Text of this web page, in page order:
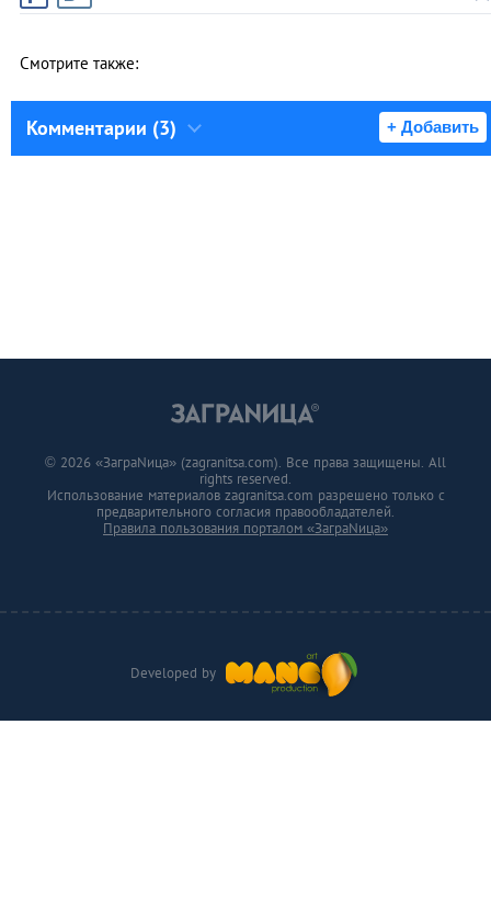
Смотрите также:
Комментарии (3) + Добавить
Developed by
© 2026 «ЗаграNица» (zagranitsa.com). Все права защищены. All
rights reserved.
Использование материалов zagranitsa.com разрешено только с
предварительного согласия правообладателей.
Правила пользования порталом «ЗаграNица»